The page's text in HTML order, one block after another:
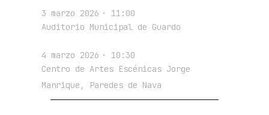
3 marzo 2026 · 11:00
Auditorio Municipal de Guardo
4 marzo 2026 · 10:30
Centro de Artes Escénicas Jorge
Manrique, Paredes de Nava